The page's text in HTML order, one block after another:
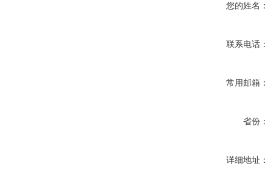
您的姓名：
联系电话：
常用邮箱：
省份：
详细地址：